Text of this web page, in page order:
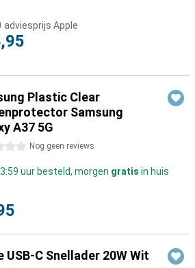
adviesprijs Apple
Plastic Clear
Samsung
A37 5G
Nog geen reviews
uur besteld, morgen gratis in huis
USB-C Snellader 20W Wit